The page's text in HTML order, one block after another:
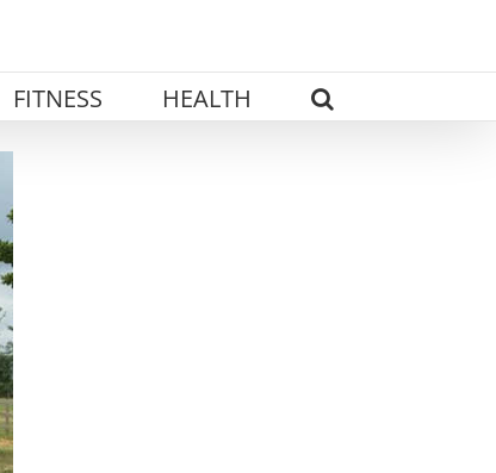
FITNESS HEALTH